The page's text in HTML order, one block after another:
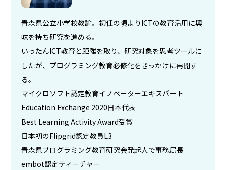
青森県公立小学校教諭。初任の頃よりICTの教育活用に興
味を持ち研究を進める。
いったんICT教育と距離を取り、研究対象を思考ツールに
したが、プログラミング教育必修化をきっかけに再開す
る。
マイクロソフト認定教育イノベーターエキスパート
Education Exchange 2020日本代表
Best Learning Activity Award受賞
日本初のFlipgrid認定教員L3
青森県プログラミング教育研究会発起人で事務局長
embot認定ティーチャー